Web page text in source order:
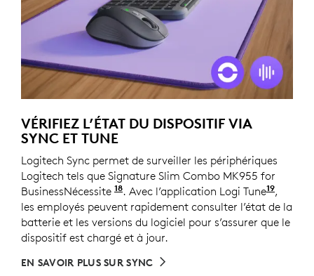
VÉRIFIEZ L’ÉTAT DU DISPOSITIF VIA
SYNC ET TUNE
Logitech Sync permet de surveiller les périphériques
Logitech tels que Signature Slim Combo MK955 for
BusinessNécessite 18le téléchargement de Logi Tune
. Avec l’application Logi Tune19,
,
les employés peuvent rapidement consulter l’état de la
batterie et les versions du logiciel pour s’assurer que le
dispositif est chargé et à jour.
EN SAVOIR PLUS SUR SYNC